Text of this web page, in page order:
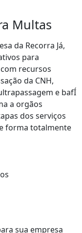
Multas
da Recorra Já,
para
recursos
da CNH,
e bafÍ
a orgãos
dos serviços
forma totalmente
sua empresa